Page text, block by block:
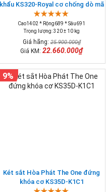
khẩu KS320-Royal cơ chống dò mã
Cao1402 * Rộng689 * Sâu691
Trọng lượng: 320 ± 10 kg
Giá hãng:25.900.000₫
Giá KM: 22.660.000₫
Két sắt Hòa Phát The One đứng
khóa cơ KS35D-K1C1
9%